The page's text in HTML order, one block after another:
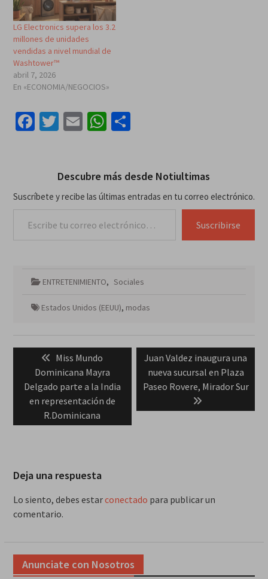
LG Electronics supera los 3.2
millones de unidades
vendidas a nivel mundial de
Washtower™
abril 7, 2026
En «ECONOMIA/NEGOCIOS»
Facebook
Twitter
EmailWhatsApp
Compartir
Descubre más desde Notiultimas
Suscríbete y recibe las últimas entradas en tu correo electrónico.
Suscribirse
ENTRETENIMIENTO, Sociales
Estados Unidos (EEUU), modas
entradas
Previous
post:
Miss Mundo
Dominicana Mayra
Delgado parte a la India
en representación de
R.Dominicana
Next
post:
Juan Valdez inaugura una
nueva sucursal en Plaza
Paseo Rovere, Mirador Sur
Deja una respuesta
Lo siento, debes estarconectado para publicar un
comentario.
Anunciate con Nosotros